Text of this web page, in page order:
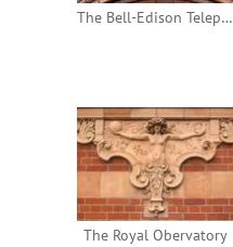
The Bell-Edison Telephone Building.
The Royal Obervatory